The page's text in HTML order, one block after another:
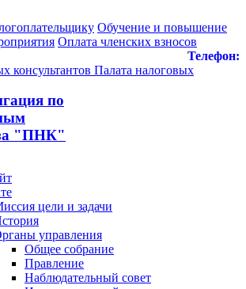
Обучение и повышение
Оплата членских взносов
Телефон:
Палата налоговых
по
"ПНК"
цели и задачи
управления
Общее собрание
Правление
Наблюдательный совет